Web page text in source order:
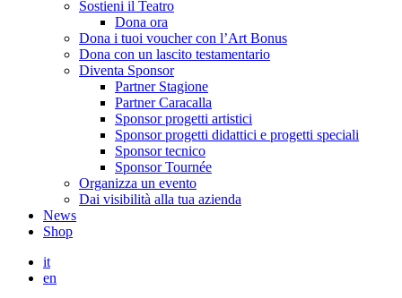
Sostieni il Teatro
Dona ora
Dona i tuoi voucher con l’Art Bonus
Dona con un lascito testamentario
Diventa Sponsor
Partner Stagione
Partner Caracalla
Sponsor progetti artistici
Sponsor progetti didattici e progetti speciali
Sponsor tecnico
Sponsor Tournée
Organizza un evento
Dai visibilità alla tua azienda
News
Shop
it
en